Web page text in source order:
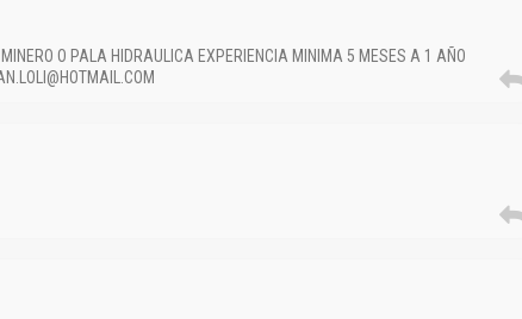
O PALA HIDRAULICA EXPERIENCIA MINIMA 5 MESES A 1 AÑO